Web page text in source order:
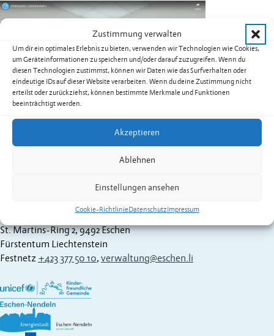
Zustimmung verwalten
Um dir ein optimales Erlebnis zu bieten, verwenden wir Technologien wie Cookies,
um Geräteinformationen zu speichern und/oder darauf zuzugreifen. Wenn du
diesen Technologien zustimmst, können wir Daten wie das Surfverhalten oder
eindeutige IDs auf dieser Website verarbeiten. Wenn du deine Zustimmung nicht
erteilst oder zurückziehst, können bestimmte Merkmale und Funktionen
beeinträchtigt werden.
Akzeptieren
Ablehnen
Einstellungen ansehen
Cookie-RichtlinieDatenschutzImpressum
Dieser Imagefilm gibt einen Einblick in die vielfältige
getragenen Museen und Kulturhäuser.
Gemeinde Eschen-Nendeln
St. Martins-Ring 2, 9492 Eschen
Fürstentum Liechtenstein
Festnetz +423 377 50 10, verwaltung@eschen.li